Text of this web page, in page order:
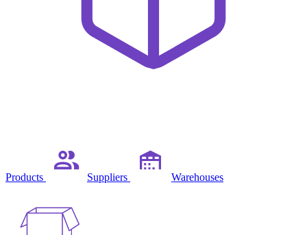
Products Suppliers Warehouses